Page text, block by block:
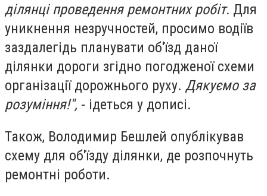
ділянці проведення ремонтних робіт. Для
уникнення незручностей, просимо водіїв
заздалегідь планувати об'їзд даної
ділянки дороги згідно погодженої схеми
організації дорожнього руху. Дякуємо за
розуміння!", - ідеться у дописі.
Також, Володимир Бешлей опублікував
схему для об'їзду ділянки, де розпочнуть
ремонтні роботи.